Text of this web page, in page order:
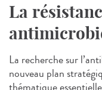
La
La recherche sur
nouveau plan
thématique